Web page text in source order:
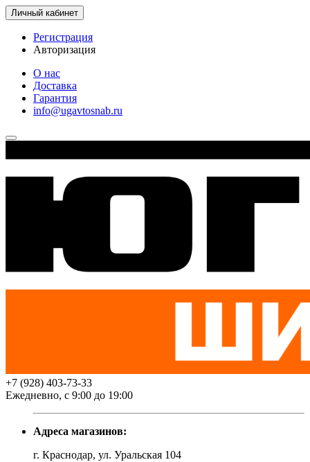
Личный кабинет
Регистрация
Авторизация
О нас
Доставка
Гарантия
info@ugavtosnab.ru
+7 (928) 403-73-33
Ежедневно, с 9:00 до 19:00
Адреса магазинов:
г. Краснодар, ул. Уральская 104